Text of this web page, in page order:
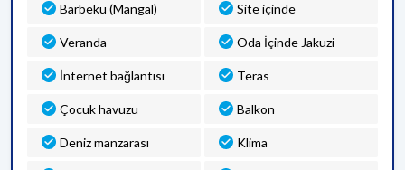
Barbekü (Mangal) Site içinde
Veranda Oda İçinde Jakuzi
İnternet bağlantısı Teras
Çocuk havuzu Balkon
Deniz manzarası Klima